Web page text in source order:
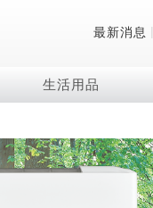
最新消息 |
生活用品
技術
夏普量子臻原色
除濕機系列
2合1空氣清淨除濕機
清洗系列
無孔槽系列介紹
微波爐
機械轉盤微波爐
防護用品系列
低反射蛾眼面罩
頭皮調理
頭皮手持按摩器